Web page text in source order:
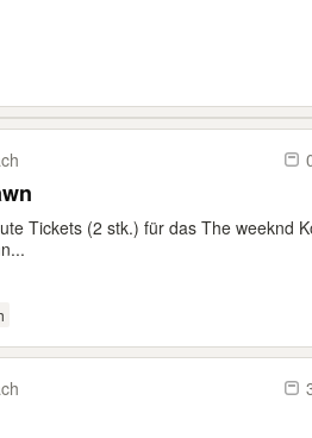
Tickets (2 stk.) für das The weeknd